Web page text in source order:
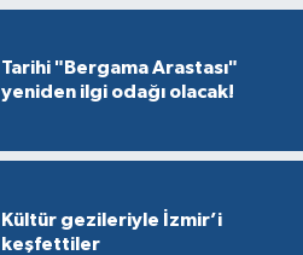
Tarihi "Bergama Arastası"
yeniden ilgi odağı olacak!
Kültür gezileriyle İzmir’i
keşfettiler